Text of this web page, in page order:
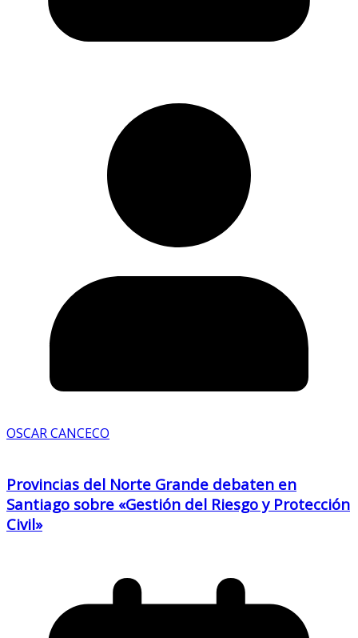
OSCAR CANCECO
Provincias del Norte Grande debaten en
Santiago sobre «Gestión del Riesgo y Protección
Civil»